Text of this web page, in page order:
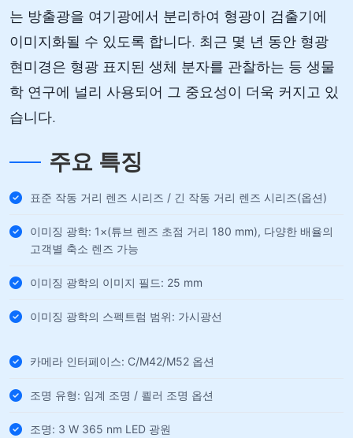
는 방출광을 여기광에서 분리하여 형광이 검출기에
이미지화될 수 있도록 합니다. 최근 몇 년 동안 형광
현미경은 형광 표지된 생체 분자를 관찰하는 등 생물
학 연구에 널리 사용되어 그 중요성이 더욱 커지고 있
습니다.
주요 특징
표준 작동 거리 렌즈 시리즈 / 긴 작동 거리 렌즈 시리즈(옵션)
이미징 광학: 1×(튜브 렌즈 초점 거리 180 mm), 다양한 배율의
고객별 축소 렌즈 가능
이미징 광학의 이미지 필드: 25 mm
이미징 광학의 스펙트럼 범위: 가시광선
카메라 인터페이스: C/M42/M52 옵션
조명 유형: 임계 조명 / 쾰러 조명 옵션
조명: 3 W 365 nm LED 광원